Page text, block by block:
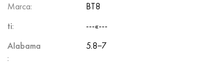
Marca:
BT8
ti:
---«---
Alabama
:
5.8−7